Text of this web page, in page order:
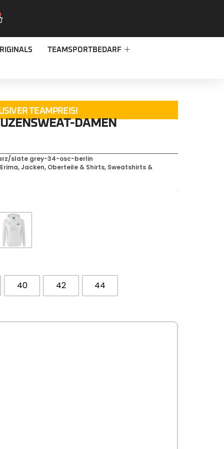
TEAMSPORTBEDARF
TEAMPREIS!
DAMEN
slate grey-34-osc-berlin
Erima,Jacken, Oberteile & Shirts, Sweatshirts &
40 42 44